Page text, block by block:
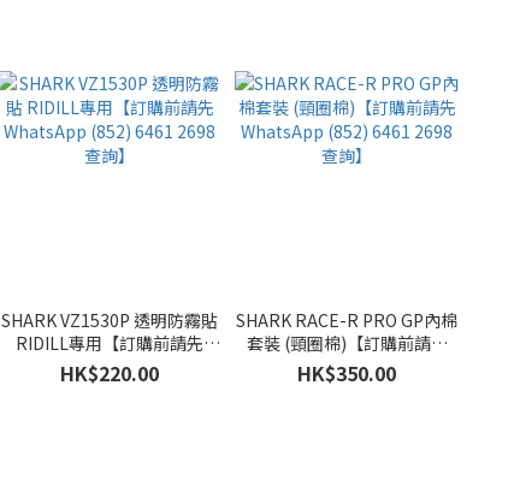
SHARK VZ1530P 透明防霧貼
RIDILL專用【訂購前請先
WhatsApp (852) 6461 2698
查詢】
HK$220.00
SHARK RACE-R PRO GP內棉
套裝 (頸圈棉)【訂購前請先
WhatsApp (852) 6461 2698
查詢】
HK$350.00